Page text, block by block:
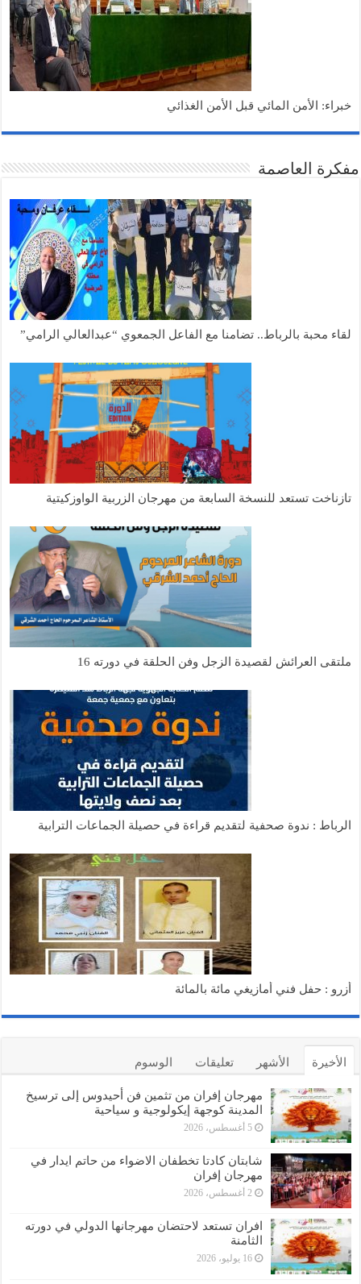
خبراء: الأمن المائي قبل الأمن الغذائي
مفكرة العاصمة
لقاء محبة بالرباط.. تضامنا مع الفاعل الجمعوي “عبدالعالي الرامي”
تازناخت تستعد للنسخة السابعة من مهرجان الزربية الواوزكيتية
ملتقى العرائش لقصيدة الزجل وفن الحلقة في دورته 16
الرباط : ندوة صحفية لتقديم قراءة في حصيلة الجماعات الترابية
أزرو : حفل فني أمازيغي مائة بالمائة
الأخيرة الأشهر تعليقات الوسوم
مهرجان إفران من تثمين فن أحيدوس إلى ترسيخ
المدينة كوجهة إيكولوجية و سياحية
5 أغسطس، 2026
شابتان كادتا تخطفان الاضواء من حاتم ايدار في
مهرجان إفران
2 أغسطس، 2026
افران تستعد لاحتضان مهرجانها الدولي في دورته
الثامنة
16 يوليو، 2026